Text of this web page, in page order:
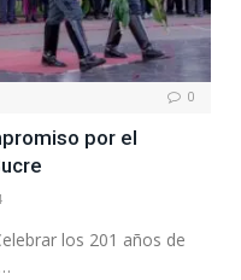
0
por el
los 201 años de